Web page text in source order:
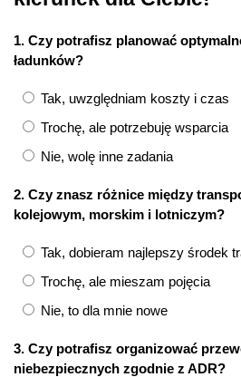
1. Czy potrafisz planować
ładunków?
Tak, uwzględniam koszty i czas
Trochę, ale potrzebuję wsparcia
Nie, wolę inne zadania
2. Czy znasz różnice między
kolejowym, morskim i lotniczym?
Tak, dobieram najlepszy środek
Trochę, ale mieszam pojęcia
Nie, to dla mnie nowe
3. Czy potrafisz organizować
niebezpiecznych zgodnie z ADR?